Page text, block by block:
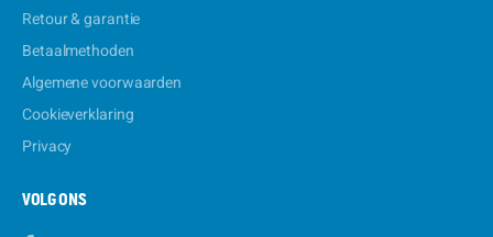
Retour & garantie
Betaalmethoden
Algemene voorwaarden
Cookieverklaring
Privacy
VOLG ONS